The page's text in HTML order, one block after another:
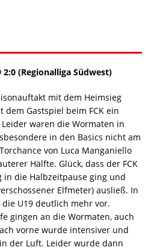
2:0 (Regionalliga Südwest)
mit dem Heimsieg
dem Gastspiel beim FCK ein
waren die Wormaten in
in den Basics nicht am
von Luca Manganiello
Hälfte. Glück, dass der FCK
die Halbzeitpause ging und
Elfmeter) ausließ. In
U19 deutlich mehr vor.
gingen an die Wormaten, auch
vorne wurde intensiver und
der Luft. Leider wurde dann